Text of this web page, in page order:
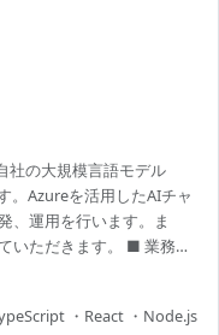
社の大規模言語モデル
。Azureを活用したAIチャ
、運用を行います。ま
いただきます。 ■ 業務内
開発 ・顧客向け技術提
成AIと最新技術を駆使し
・React ・Node.js